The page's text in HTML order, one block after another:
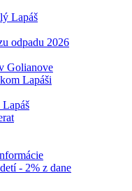
Lapáš
odpadu 2026
Golianove
Lapáši
- 2% z dane